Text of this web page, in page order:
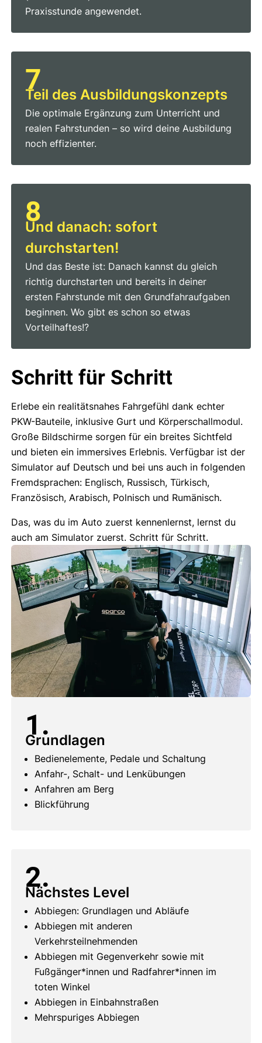
Praxisstunde angewendet.
7
Teil des Ausbildungs­konzepts
Die optimale Ergänzung zum Unterricht und
realen Fahrstunden – so wird deine Ausbildung
noch effizienter.
8
Und danach: sofort
durchstarten!
Und das Beste ist: Danach kannst du gleich
richtig durchstarten und bereits in deiner
ersten Fahrstunde mit den Grundfahr­aufgaben
beginnen. Wo gibt es schon so etwas
Vorteilhaftes!?
Schritt für Schritt
Erlebe ein realitätsnahes Fahrgefühl dank echter
PKW-Bauteile, inklusive Gurt und Körperschallmodul.
Große Bildschirme sorgen für ein breites Sichtfeld
und bieten ein immersives Erlebnis. Verfügbar ist der
Simulator auf Deutsch und bei uns auch in folgenden
Fremdsprachen: Englisch, Russisch, Türkisch,
Französisch, Arabisch, Polnisch und Rumänisch.
Das, was du im Auto zuerst kennenlernst, lernst du
auch am Simulator zuerst. Schritt für Schritt.
1.
Grundlagen
Bedienelemente, Pedale und Schaltung
Anfahr-, Schalt- und Lenkübungen
Anfahren am Berg
Blickführung
2.
Nächstes Level
Abbiegen: Grundlagen und Abläufe
Abbiegen mit anderen
Verkehrsteilnehmenden
Abbiegen mit Gegenverkehr sowie mit
Fußgänger*innen und Radfahrer*innen im
toten Winkel
Abbiegen in Einbahnstraßen
Mehrspuriges Abbiegen